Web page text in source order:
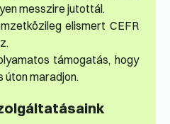
messzire jutottál.
elismert CEFR
támogatás, hogy
úton maradjon.